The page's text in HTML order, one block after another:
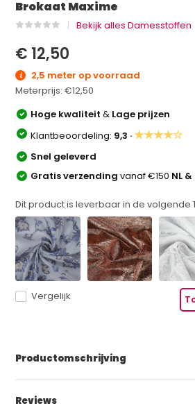
Brokaat Maxime
Bekijk alles Damesstoffen
€ 12,50
2,5 meter op voorraad
Meterprijs:€12,50
Hoge kwaliteit& Lage prijzen
Klantbeoordeling: 9,3 ·★★★★☆
Snel geleverd
Gratis verzendingvanaf €150 NL &
Dit product is leverbaar in de volgende
Vergelijk
Productomschrijving
Reviews